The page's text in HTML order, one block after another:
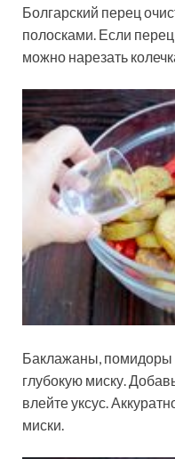
Болгарский перец
полосками. Если
можно нарезать
Баклажаны, помидоры
глубокую миску.
влейте уксус.
миски.